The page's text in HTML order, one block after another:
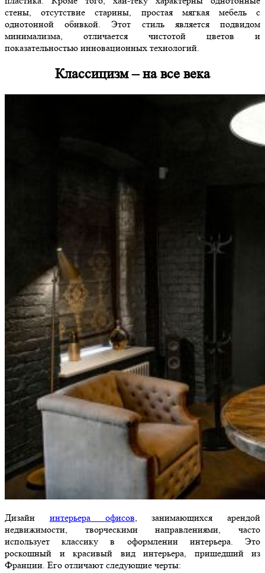
стены, отсутствие старины, простая мягкая мебель с
однотонной обивкой. Этот стиль является подвидом
минимализма, отличается чистотой цветов и
показательностью инновационных технологий.
Классицизм – на все века
Дизайн интерьера офисов, занимающихся арендой
недвижимости, творческими направлениями, часто
использует классику в оформлении интерьера. Это
роскошный и красивый вид интерьера, пришедший из
Франции. Его отличают следующие черты: